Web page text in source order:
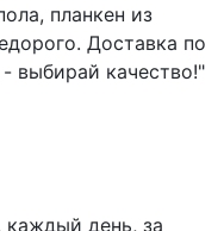
планкен из
Доставка по
выбирай качество!"
день, за